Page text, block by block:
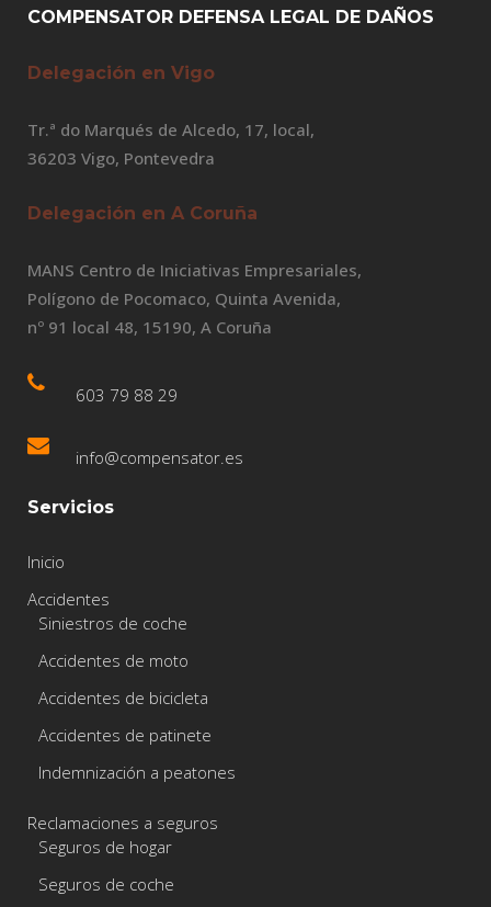
COMPENSATOR DEFENSA LEGAL DE DAÑOS
Delegación en Vigo
Tr.ª do Marqués de Alcedo, 17, local,
36203 Vigo, Pontevedra
Delegación en A Coruña
MANS Centro de Iniciativas Empresariales,
Polígono de Pocomaco, Quinta Avenida,
nº 91 local 48, 15190, A Coruña
603 79 88 29
info@compensator.es
Servicios
Inicio
Accidentes
Siniestros de coche
Accidentes de moto
Accidentes de bicicleta
Accidentes de patinete
Indemnización a peatones
Reclamaciones a seguros
Seguros de hogar
Seguros de coche